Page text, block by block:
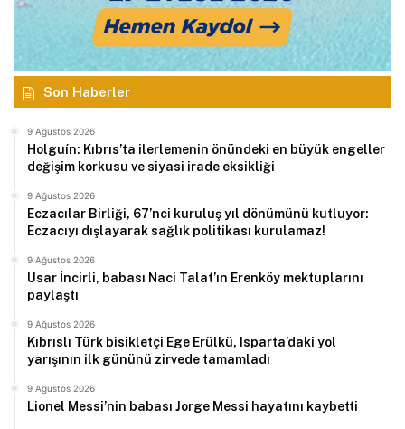
Son Haberler
9 Ağustos 2026
Holguín: Kıbrıs’ta ilerlemenin önündeki en büyük engeller
değişim korkusu ve siyasi irade eksikliği
9 Ağustos 2026
Eczacılar Birliği, 67’nci kuruluş yıl dönümünü kutluyor:
Eczacıyı dışlayarak sağlık politikası kurulamaz!
9 Ağustos 2026
Usar İncirli, babası Naci Talat’ın Erenköy mektuplarını
paylaştı
9 Ağustos 2026
Kıbrıslı Türk bisikletçi Ege Erülkü, Isparta’daki yol
yarışının ilk gününü zirvede tamamladı
9 Ağustos 2026
Lionel Messi’nin babası Jorge Messi hayatını kaybetti